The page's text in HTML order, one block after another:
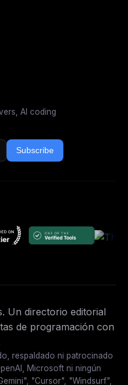
AI coding
Subscribe
Un directorio editorial
de programación con
respaldado ni patrocinado
Microsoft ni ningún
"Cursor", "Windsurf",